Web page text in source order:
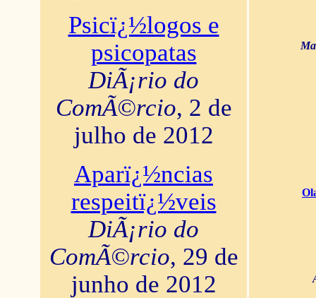
Psicï¿½logos e
psicopatas
DiÃ¡rio do
ComÃ©rcio, 2 de
julho de 2012
Aparï¿½ncias
respeitï¿½veis
DiÃ¡rio do
ComÃ©rcio, 29 de
junho de 2012